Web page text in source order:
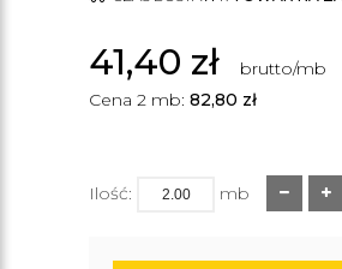
41,40 zł
brutto/mb
Cena 2 mb: 82,80 zł
Ilość: mb